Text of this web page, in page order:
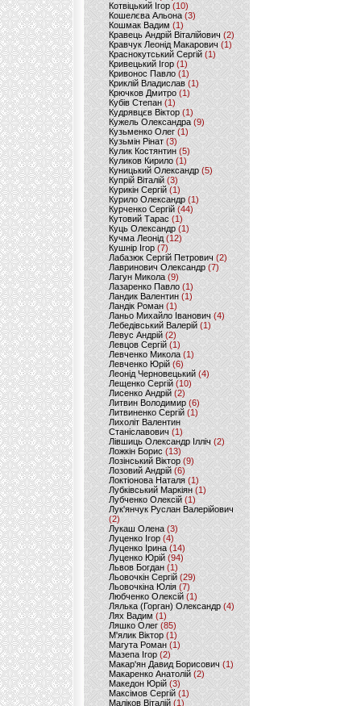
Котвіцький Ігор (10)
Кошелєва Альона(3)
Кошмак Вадим (1)
Кравець Андрій Віталійович (2)
Кравчук Леонід Макарович (1)
Краснокутський Сергій (1)
Кривецький Ігор (1)
Кривонос Павло (1)
Криклій Владислав (1)
Крючков Дмитро(1)
Кубів Степан(1)
Кудрявцєв Віктор (1)
Кужель Олександра (9)
Кузьменко Олег (1)
Кузьмін Рінат(3)
Кулик Костянтин(5)
Куликов Кирило (1)
Куницький Олександр (5)
Купрій Віталій (3)
Курикін Сергій(1)
Курило Олександр (1)
Курченко Сергій (44)
Кутовий Тарас (1)
Куць Олександр (1)
Кучма Леонід (12)
Кушнір Ігор(7)
Лабазюк Сергій Петрович (2)
Лавринович Олександр(7)
Лагун Микола(9)
Лазаренко Павло (1)
Ландик Валентин (1)
Ландік Роман (1)
Ланьо Михайло Іванович(4)
Лебедівський Валерій(1)
Левус Андрій(2)
Левцов Сергій (1)
Левченко Микола (1)
Левченко Юрій (6)
Леонід Черновецький (4)
Лещенко Сергій (10)
Лисенко Андрій (2)
Литвин Володимир (6)
Литвиненко Сергій (1)
Лихоліт Валентин
Станіславович (1)
Лівшиць Олександр Ілліч (2)
Ложкін Борис(13)
Лозінський Віктор(9)
Лозовий Андрій (6)
Локтіонова Наталя (1)
Лубківський Маркіян(1)
Лубченко Олексій (1)
Лук'янчук Руслан Валерійович
(2)
Лукаш Олена (3)
Луценко Ігор (4)
Луценко Ірина (14)
Луценко Юрій (94)
Львов Богдан (1)
Льовочкін Сергій (29)
Льовочкіна Юлія(7)
Любченко Олексій(1)
Лялька (Горган) Олександр(4)
Лях Вадим (1)
Ляшко Олег (85)
М'ялик Віктор(1)
Магута Роман(1)
Мазепа Ігор (2)
Макар'ян Давид Борисович(1)
Макаренко Анатолій (2)
Македон Юрій(3)
Максімов Сергій (1)
Маліков Віталій (1)